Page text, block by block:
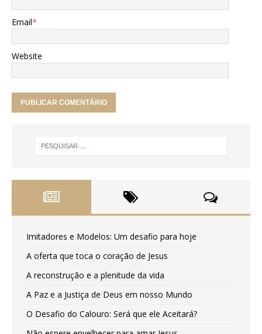
Email*
Website
Imitadores e Modelos: Um desafio para hoje
A oferta que toca o coração de Jesus
A reconstrução e a plenitude da vida
A Paz e a Justiça de Deus em nosso Mundo
O Desafio do Calouro: Será que ele Aceitará?